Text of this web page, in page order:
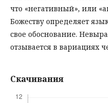
что «негативный», или
Божеству определяет
свое обоснование.
отзывается в вариациях
Скачивания